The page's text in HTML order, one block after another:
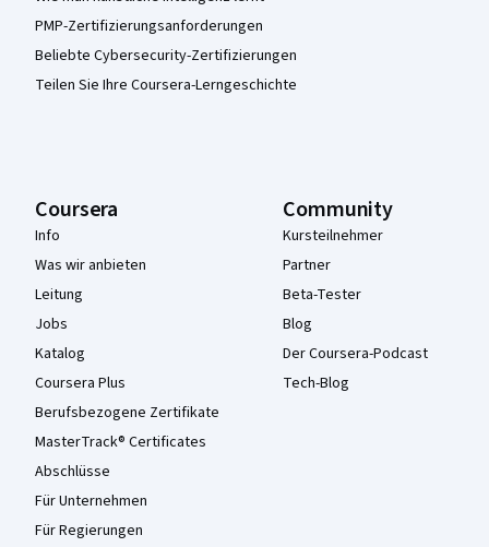
PMP-Zertifizierungsanforderungen
Beliebte Cybersecurity-Zertifizierungen
Teilen Sie Ihre Coursera-Lerngeschichte
Coursera
Info
Was wir anbieten
Leitung
Jobs
Katalog
Coursera Plus
Berufsbezogene Zertifikate
MasterTrack® Certificates
Abschlüsse
Für Unternehmen
Für Regierungen
Community
Kursteilnehmer
Partner
Beta-Tester
Blog
Der Coursera-Podcast
Tech-Blog